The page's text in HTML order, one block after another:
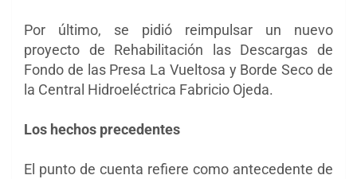
Por último, se pidió reimpulsar un nuevo
proyecto de Rehabilitación las Descargas de
Fondo de las Presa La Vueltosa y Borde Seco de
la Central Hidroeléctrica Fabricio Ojeda.
Los hechos precedentes
El punto de cuenta refiere como antecedente de